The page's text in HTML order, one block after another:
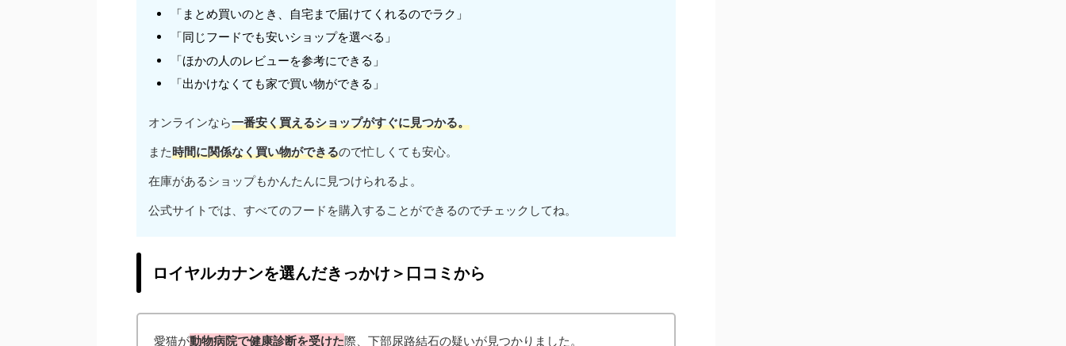
「まとめ買いのとき、自宅まで届けてくれるのでラク」
「同じフードでも安いショップを選べる」
「ほかの人のレビューを参考にできる」
「出かけなくても家で買い物ができる」
オンラインなら一番安く買えるショップがすぐに見つかる。
また時間に関係なく買い物ができるので忙しくても安心。
在庫があるショップもかんたんに見つけられるよ。
公式サイトでは、すべてのフードを購入することができるのでチェックしてね。
ロイヤルカナンを選んだきっかけ＞口コミから
愛猫が動物病院で健康診断を受けた際、下部尿路結石の疑いが見つかりました。